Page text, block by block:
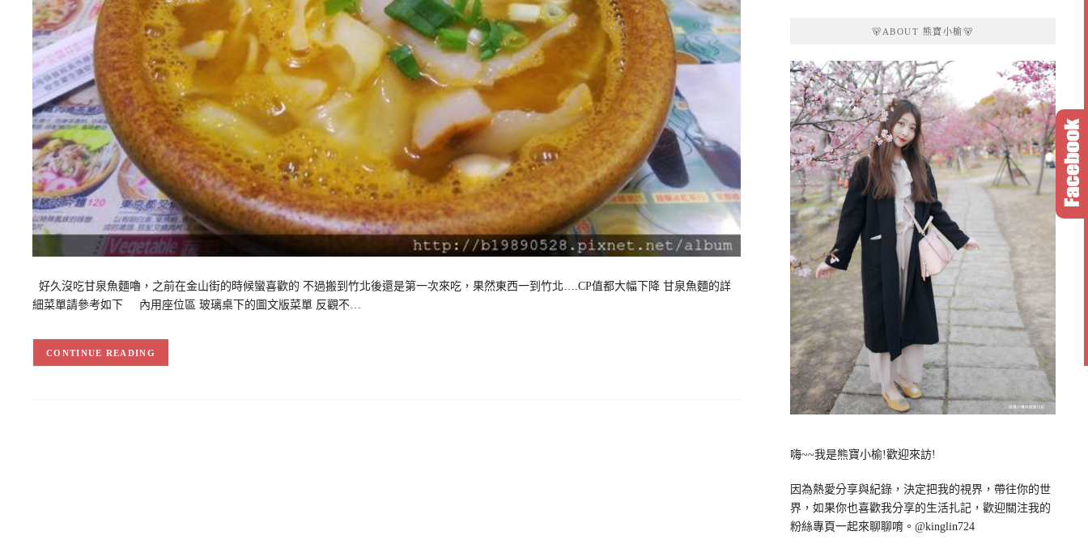
好久沒吃甘泉魚麵嚕，之前在金山街的時候蠻喜歡的 不過搬到竹北後還是第一次來吃，果然東西一到竹北….CP值都大幅下降 甘泉魚麵的詳
細菜單請參考如下 內用座位區 玻璃桌下的圖文版菜單 反觀不…
CONTINUE READING
🐻ABOUT 熊寶小榆🐻
嗨~~我是熊寶小榆!歡迎來訪!
因為熱愛分享與紀錄，決定把我的視界，帶往你的世
界，如果你也喜歡我分享的生活扎記，歡迎關注我的
粉絲專頁一起來聊聊唷。@kinglin724